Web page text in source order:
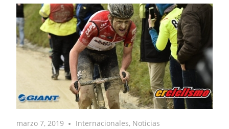
marzo 7, 2019 Internacionales, Noticias